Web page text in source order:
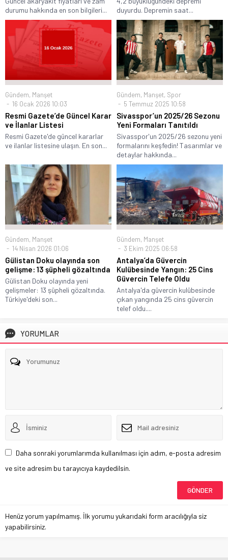
durumu hakkında en son bilgileri...
duyurdu. Depremin saat...
Gündem, Manşet
16 Ocak 2026 10:03
Resmi Gazete’de Güncel Karar
ve İlanlar Listesi
Resmi Gazete'de güncel kararlar
ve ilanlar listesine ulaşın. En son...
Gündem, Manşet, Spor
5 Temmuz 2025 10:58
Sivasspor’un 2025/26 Sezonu
Yeni Formaları Tanıtıldı
Sivasspor'un 2025/26 sezonu yeni
formalarını keşfedin! Tasarımlar ve
detaylar hakkında...
Gündem, Manşet
14 Nisan 2026 01:06
Gülistan Doku olayında son
gelişme: 13 şüpheli gözaltında
Gülistan Doku olayında yeni
gelişmeler: 13 şüpheli gözaltında.
Türkiye'deki son...
Gündem, Manşet
3 Ekim 2025 06:58
Antalya’da Güvercin
Kulübesinde Yangın: 25 Cins
Güvercin Telefe Oldu
Antalya'da güvercin kulübesinde
çıkan yangında 25 cins güvercin
telef oldu....
YORUMLAR
Daha sonraki yorumlarımda kullanılması için adım, e-posta adresim
ve site adresim bu tarayıcıya kaydedilsin.
Henüz yorum yapılmamış. İlk yorumu yukarıdaki form aracılığıyla siz
yapabilirsiniz.